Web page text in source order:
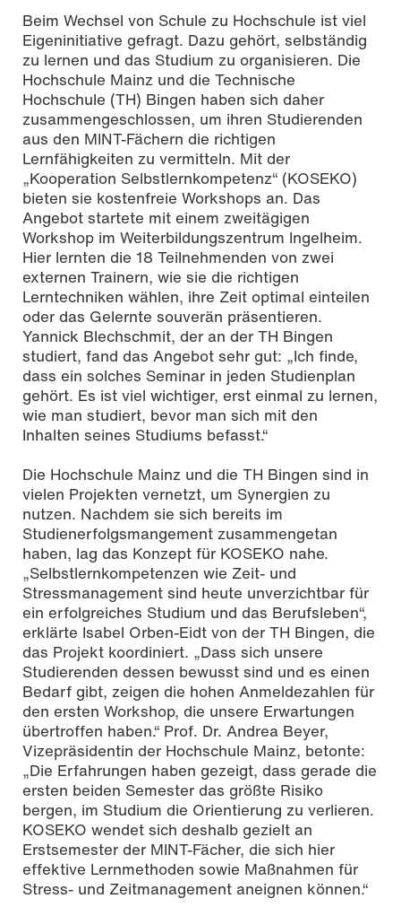
Teilnehmende des ersten KOSEKO-Workshops im Juni
2019
Beim Wechsel von Schule zu Hochschule ist viel
Eigeninitiative gefragt. Dazu gehört, selbständig
zu lernen und das Studium zu organisieren. Die
Hochschule Mainz und die Technische
Hochschule (TH) Bingen haben sich daher
zusammengeschlossen, um ihren Studierenden
aus den MINT-Fächern die richtigen
Lernfähigkeiten zu vermitteln. Mit der
„Kooperation Selbstlernkompetenz“ (KOSEKO)
bieten sie kostenfreie Workshops an. Das
Angebot startete mit einem zweitägigen
Workshop im Weiterbildungszentrum Ingelheim.
Hier lernten die 18 Teilnehmenden von zwei
externen Trainern, wie sie die richtigen
Lerntechniken wählen, ihre Zeit optimal einteilen
oder das Gelernte souverän präsentieren.
Yannick Blechschmit, der an der TH Bingen
studiert, fand das Angebot sehr gut: „Ich finde,
dass ein solches Seminar in jeden Studienplan
gehört. Es ist viel wichtiger, erst einmal zu lernen,
wie man studiert, bevor man sich mit den
Inhalten seines Studiums befasst.“
Die Hochschule Mainz und die TH Bingen sind in
vielen Projekten vernetzt, um Synergien zu
nutzen. Nachdem sie sich bereits im
Studienerfolgsmangement zusammengetan
haben, lag das Konzept für KOSEKO nahe.
„Selbstlernkompetenzen wie Zeit- und
Stressmanagement sind heute unverzichtbar für
ein erfolgreiches Studium und das Berufsleben“,
erklärte Isabel Orben-Eidt von der TH Bingen, die
das Projekt koordiniert. „Dass sich unsere
Studierenden dessen bewusst sind und es einen
Bedarf gibt, zeigen die hohen Anmeldezahlen für
den ersten Workshop, die unsere Erwartungen
übertroffen haben.“ Prof. Dr. Andrea Beyer,
Vizepräsidentin der Hochschule Mainz, betonte:
„Die Erfahrungen haben gezeigt, dass gerade die
ersten beiden Semester das größte Risiko
bergen, im Studium die Orientierung zu verlieren.
KOSEKO wendet sich deshalb gezielt an
Erstsemester der MINT-Fächer, die sich hier
effektive Lernmethoden sowie Maßnahmen für
Stress- und Zeitmanagement aneignen können.“